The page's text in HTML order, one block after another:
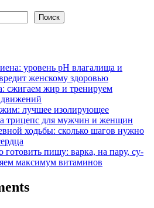
Поиск
уровень pH влагалища и
женскому здоровью
сжигаем жир и тренируем
лучшее изолирующее
трицепс для мужчин и женщин
ходьбы: сколько шагов нужно
готовить пищу: варка, на пару, су-
максимум витаминов